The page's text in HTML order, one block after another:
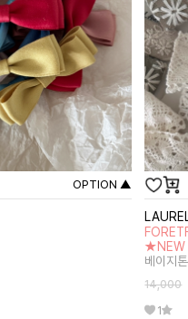
OPTION ▲
베이지
14,000
1